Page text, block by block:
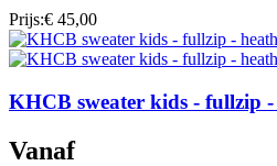
Prijs:€ 45,00
KHCB sweater kids - fullzip
Vanaf